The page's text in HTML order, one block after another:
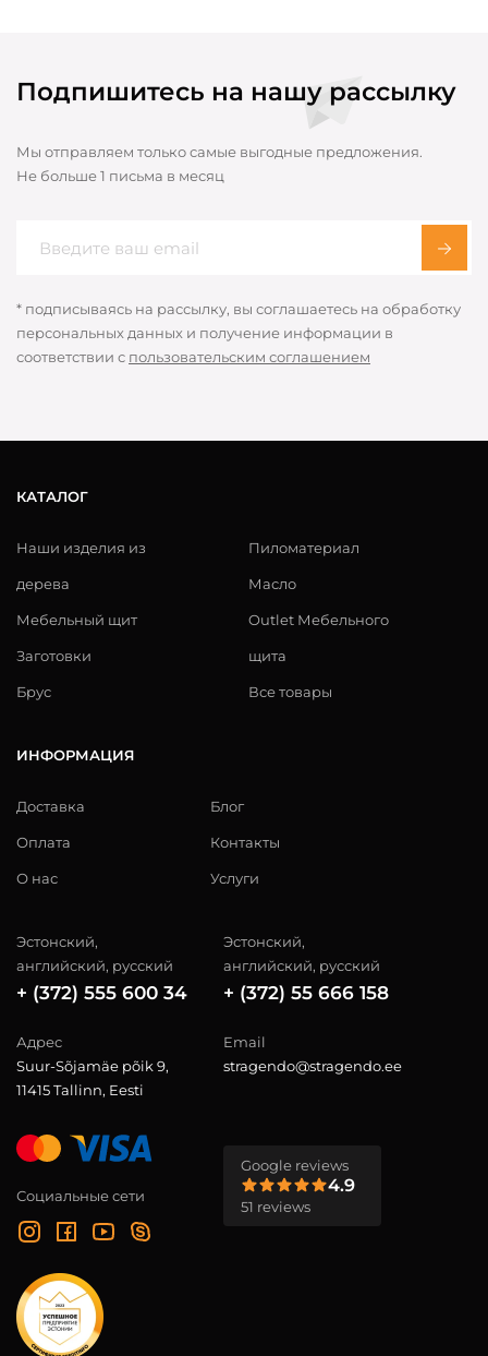
Подпишитесь на нашу рассылку
Мы отправляем только самые выгодные предложения.
Не больше 1 письма в месяц
* подписываясь на рассылку, вы соглашаетесь на обработку
персональных данных и получение информации в
соответствии с пользовательским соглашением
КАТАЛОГ
Наши изделия из
дерева
Мебельный щит
Заготовки
Брус
Пиломатериал
Масло
Outlet Мебельного
щита
Все товары
ИНФОРМАЦИЯ
Доставка
Оплата
О нас
Блог
Контакты
Услуги
Эстонский,
английский, русский
+ (372) 555 600 34
Эстонский,
английский, русский
+ (372) 55 666 158
Адрес
Suur-Sõjamäe põik 9,
11415 Tallinn, Eesti
Email
stragendo@stragendo.ee
Социальные сети
Google reviews
4.9
51 reviews